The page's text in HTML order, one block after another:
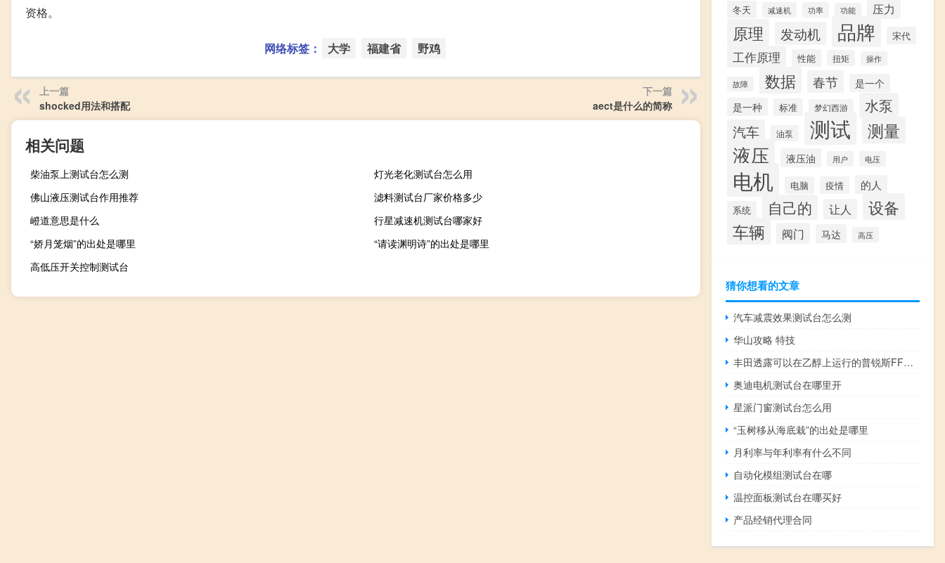
资格。
网络标签： 大学 福建省 野鸡
上一篇
shocked用法和搭配
下一篇
aect是什么的简称
相关问题
柴油泵上测试台怎么测
灯光老化测试台怎么用
佛山液压测试台作用推荐
滤料测试台厂家价格多少
嶝道意思是什么
行星减速机测试台哪家好
“娇月笼烟”的出处是哪里
“请读渊明诗”的出处是哪里
高低压开关控制测试台
冬天
减速机 功率 功能 压力
原理 发动机 品牌 宋代
工作原理 性能 扭矩 操作
故障 数据 春节
是一个
是一种
标准 梦幻西游 水泵
汽车 油泵 测试 测量
液压 液压油 用户 电压
电机 电脑 疫情 的人
系统 自己的 让人
设备
车辆
阀门 马达 高压
猜你想看的文章
汽车减震效果测试台怎么测
华山攻略 特技
丰田透露可以在乙醇上运行的普锐斯FFV概念
奥迪电机测试台在哪里开
星派门窗测试台怎么用
“玉树移从海底栽”的出处是哪里
月利率与年利率有什么不同
自动化模组测试台在哪
温控面板测试台在哪买好
产品经销代理合同